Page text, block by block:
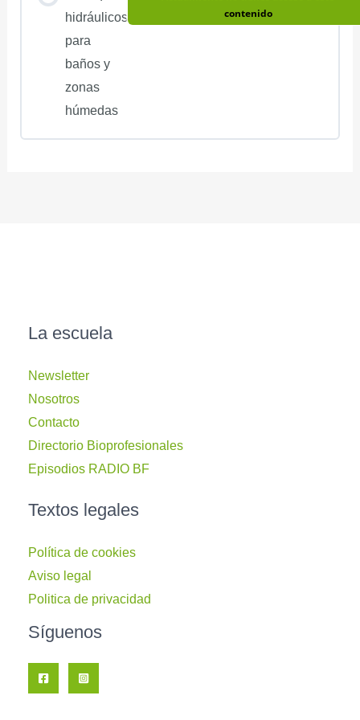
hidráulicos
para
baños y
zonas
húmedas
contenido
La escuela
Newsletter
Nosotros
Contacto
Directorio Bioprofesionales
Episodios RADIO BF
Textos legales
Política de cookies
Aviso legal
Politica de privacidad
Síguenos